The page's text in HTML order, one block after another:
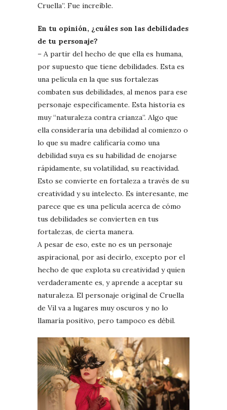
Cruella”. Fue increíble.
En tu opinión, ¿cuáles son las debilidades
de tu personaje?
– A partir del hecho de que ella es humana,
por supuesto que tiene debilidades. Esta es
una película en la que sus fortalezas
combaten sus debilidades, al menos para ese
personaje específicamente. Esta historia es
muy “naturaleza contra crianza”. Algo que
ella consideraría una debilidad al comienzo o
lo que su madre calificaría como una
debilidad suya es su habilidad de enojarse
rápidamente, su volatilidad, su reactividad.
Esto se convierte en fortaleza a través de su
creatividad y su intelecto. Es interesante, me
parece que es una película acerca de cómo
tus debilidades se convierten en tus
fortalezas, de cierta manera.
A pesar de eso, este no es un personaje
aspiracional, por así decirlo, excepto por el
hecho de que explota su creatividad y quien
verdaderamente es, y aprende a aceptar su
naturaleza. El personaje original de Cruella
de Vil va a lugares muy oscuros y no lo
llamaría positivo, pero tampoco es débil.